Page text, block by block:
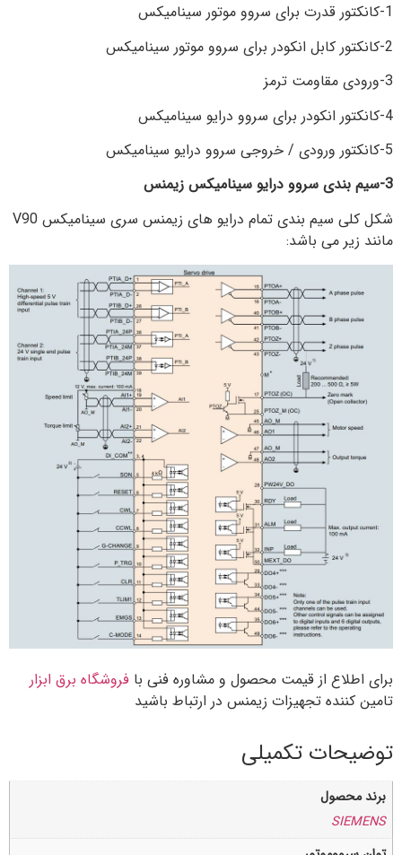
1-کانکتور قدرت برای سروو موتور سینامیکس
2-کانکتور کابل انکودر برای سروو موتور سینامیکس
3-ورودی مقاومت ترمز
4-کانکتور انکودر برای سروو درایو سینامیکس
5-کانکتور ورودی / خروجی سروو درایو سینامیکس
3-سیم بندی سروو درایو سینامیکس زیمنس
شکل کلی سیم بندی تمام درایو های زیمنس سری سینامیکس V90
مانند زیر می باشد:
برای اطلاع از قیمت محصول و مشاوره فنی با فروشگاه برق ابزار
تامین کننده تجهیزات زیمنس در ارتباط باشید
توضیحات تکمیلی
برند محصول
SIEMENS